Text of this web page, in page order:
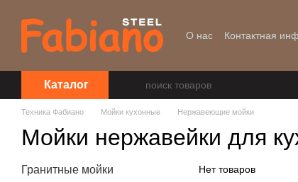
О нас Контактная
Каталог
Техника Фабиано Мойки кухонные Нержавеющие мойки
Мойки нержавейки для
Нет товаров
Гранитные мойки